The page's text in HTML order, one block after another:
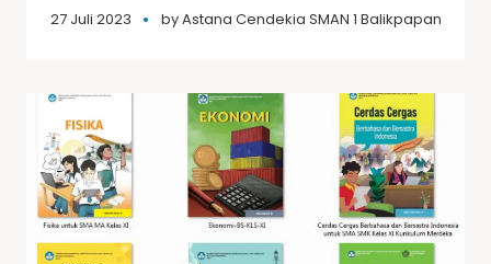
27 Juli 2023 byAstana Cendekia SMAN 1 Balikpapan